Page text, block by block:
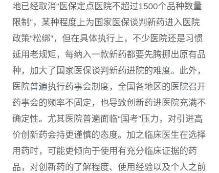
地已经取消“医保定点医院不超过1500个品种数量
限制”，某种程度上为国家医保谈判新药进入医院
政策“松绑”，但在具体执行上，不少医院还是习惯
延用老规矩，每纳入一款新药都要先腾挪出原有品
种，加大了国家医保谈判新药进院的难度。此外，
医院普遍执行药事会制度，全国各地区的医院召开
药事会的频率不固定，也导致创新药进医院充满不
确定性。尤其医院普遍面临“国考”压力，对引进高
价创新药会持更谨慎的态度。加之临床医生在选择
用药时，可能更倾向于使用有充分临床证据的药
品，对创新药的了解程度、使用经验以及个人之前